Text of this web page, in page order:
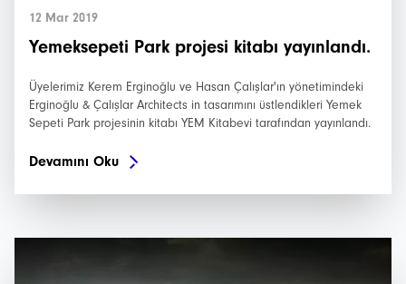
12 Mar 2019
Yemeksepeti Park projesi kitabı yayınlandı.
Üyelerimiz Kerem Erginoğlu ve Hasan Çalışlar'ın yönetimindeki
Erginoğlu & Çalışlar Architects in tasarımını üstlendikleri Yemek
Sepeti Park projesinin kitabı YEM Kitabevi tarafından yayınlandı.
Devamını Oku